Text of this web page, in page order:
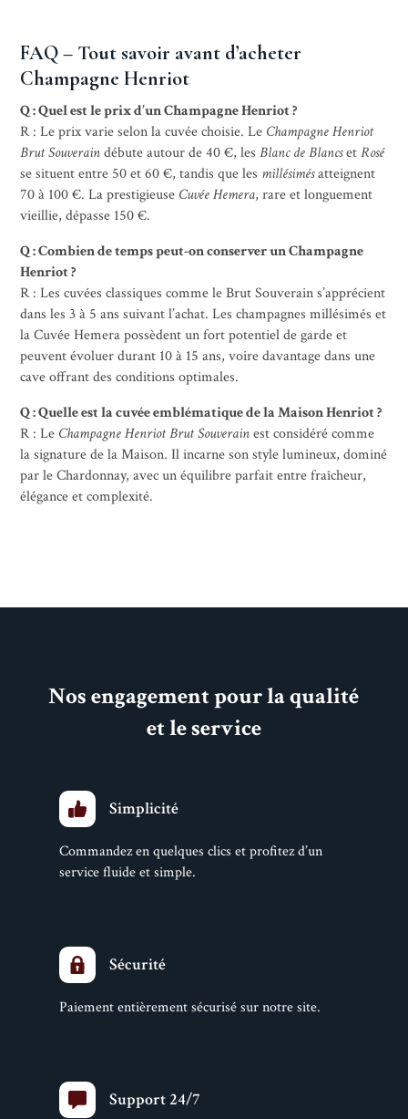
FAQ – Tout savoir avant d’acheter
Champagne Henriot
Q : Quel est le prix d’un Champagne Henriot ?
R : Le prix varie selon la cuvée choisie. Le Champagne Henriot
Brut Souveraindébute autour de 40 €, lesBlanc de BlancsetRosé
se situent entre 50 et 60 €, tandis que les millésimésatteignent
70 à 100 €. La prestigieuse Cuvée Hemera, rare et longuement
vieillie, dépasse 150 €.
Q : Combien de temps peut-on conserver un Champagne
Henriot ?
R : Les cuvées classiques comme le Brut Souverain s’apprécient
dans les 3 à 5 ans suivant l’achat. Les champagnes millésimés et
la Cuvée Hemera possèdent un fort potentiel de garde et
peuvent évoluer durant 10 à 15 ans, voire davantage dans une
cave offrant des conditions optimales.
Q : Quelle est la cuvée emblématique de la Maison Henriot ?
R : Le Champagne Henriot Brut Souverainest considéré comme
la signature de la Maison. Il incarne son style lumineux, dominé
par le Chardonnay, avec un équilibre parfait entre fraîcheur,
élégance et complexité.
Nos engagement pour la qualité
et le service
Simplicité
Commandez en quelques clics et profitez d’un
service fluide et simple.
Sécurité
Paiement entièrement sécurisé sur notre site.
Support 24/7